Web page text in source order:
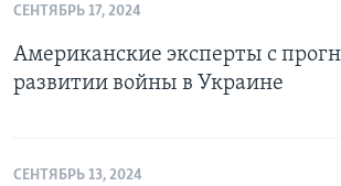
СЕНТЯБРЬ 17, 2024
Американские эксперты с
развитии войны в Украине
СЕНТЯБРЬ 13, 2024